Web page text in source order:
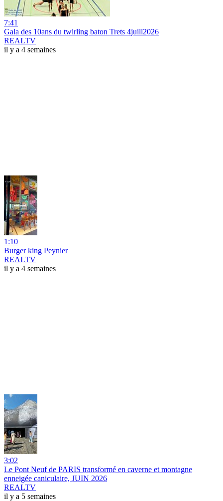
7:41
Gala des 10ans du twirling baton Trets 4juill2026
REALTV
il y a 4 semaines
1:10
Burger king Peynier
REALTV
il y a 4 semaines
3:02
Le Pont Neuf de PARIS transformé en caverne et montagne
enneigée caniculaire, JUIN 2026
REALTV
il y a 5 semaines